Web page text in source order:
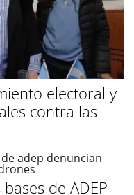
electoral y
contra las
bases de ADEP